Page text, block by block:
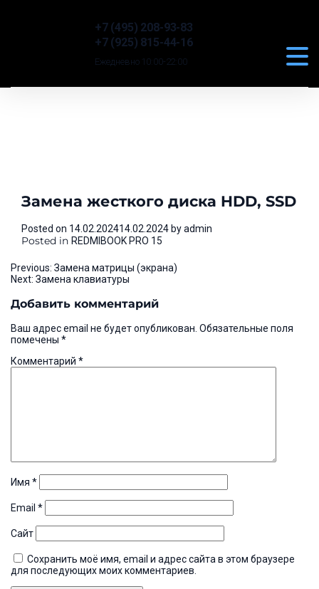
+7 (495) 208-93-83
+7 (925) 815-44-16
Ежедневно 10:00-22:00
Замена жесткого диска HDD, SSD
Posted on 14.02.202414.02.2024 byadmin
Posted in REDMIBOOK PRO 15
Навигация
по
записям
Previous: Замена матрицы (экрана)
Next: Замена клавиатуры
Добавить комментарий
Ваш адрес email не будет опубликован. Обязательные поля
помечены *
Комментарий *
Имя *
Email *
Сайт
Сохранить моё имя, email и адрес сайта в этом браузере
для последующих моих комментариев.